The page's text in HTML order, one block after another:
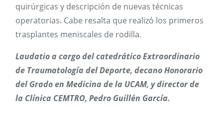
quirúrgicas y descripción de nuevas técnicas
operatorias. Cabe resalta que realizó los primeros
trasplantes meniscales de rodilla.
Laudatio a cargo del catedrático Extraordinario
de Traumatología del Deporte, decano Honorario
del Grado en Medicina de la UCAM, y director de
la Clínica CEMTRO, Pedro Guillén García.